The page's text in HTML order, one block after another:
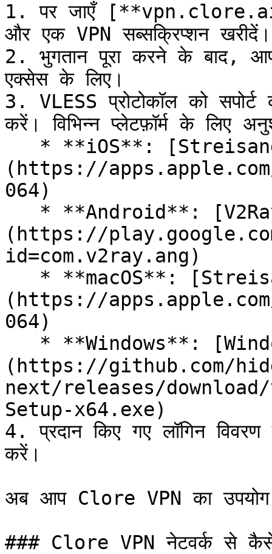
1. पर जाएँ
और एक VPN सब्सक्रिप्शन खरीदें।
2. भुगतान पूरा करने के बाद,
एक्सेस के लिए।
3. VLESS प्रोटोकॉल को
करें। विभिन्न प्लेटफ़ॉर्म के लिए
(https://
064)
(https://
id=com.v2ray.ang)
(https://
064)
(https://github.com/
next/releases/
Setup-x64.exe)
4. प्रदान किए गए लॉगिन
करें।
अब आप Clore VPN का
### Clore VPN नेटवर्क से